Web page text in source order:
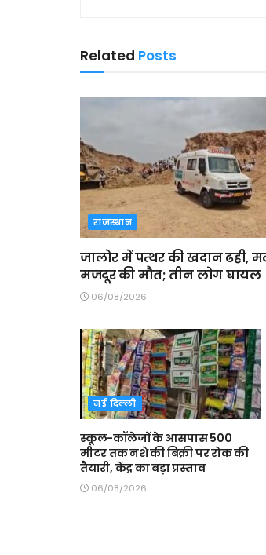
Related Posts
राजस्थान
जालोर में पत्थर की खदान ढही,
मजदूर की मौत; तीन लोग घायल
06/08/2026
नई दिल्ली
स्कूल-कॉलेजों के आसपास 500
मीटर तक नशे की बिक्री पर रोक की
तैयारी, केंद्र का बड़ा प्रस्ताव
06/08/2026